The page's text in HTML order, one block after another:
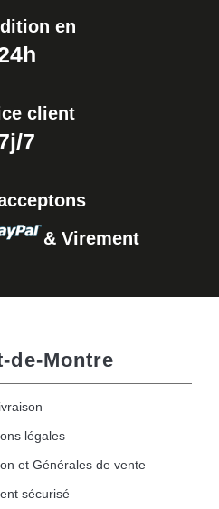
en
client
7
& Virement
de-Montre
légales
et Générales de vente
sécurisé